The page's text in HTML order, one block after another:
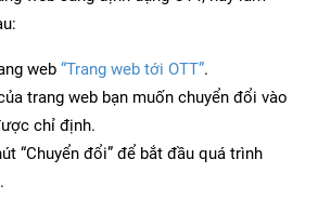
web “Trang web tới OTT”.
trang web bạn muốn chuyển đổi vào
chỉ định.
“Chuyển đổi” để bắt đầu quá trình